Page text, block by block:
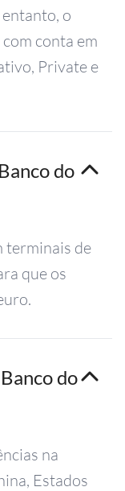
o
conta em
Private e
do
terminais de
que os
do
na
Estados